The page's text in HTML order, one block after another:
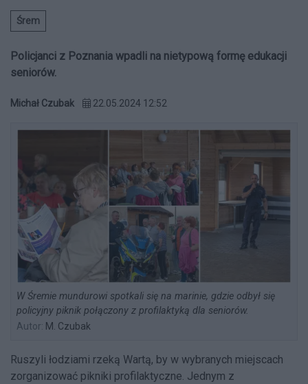
Śrem
Policjanci z Poznania wpadli na nietypową formę edukacji
seniorów.
Michał Czubak 22.05.2024 12:52
W Śremie mundurowi spotkali się na marinie, gdzie odbył się
policyjny piknik połączony z profilaktyką dla seniorów.
Autor: M. Czubak
Ruszyli łodziami rzeką Wartą, by w wybranych miejscach
zorganizować pikniki profilaktyczne. Jednym z